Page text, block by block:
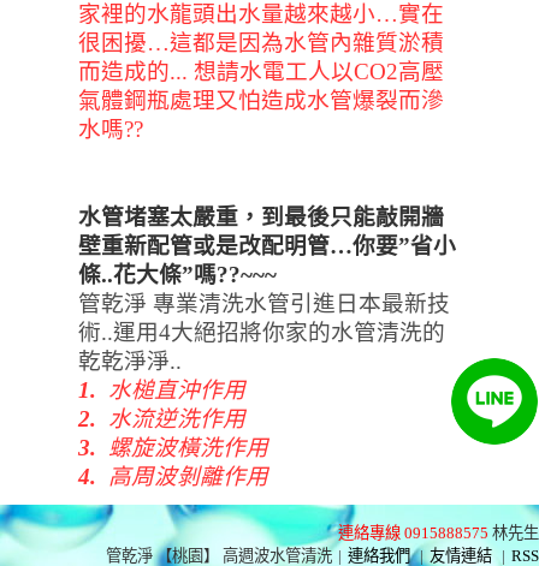
家裡的水龍頭出水量越來越小…實在
很困擾…這都是因為水管內雜質淤積
而造成的... 想請水電工人以CO2高壓
氣體鋼瓶處理又怕造成水管爆裂而滲
水嗎??
水管堵塞太嚴重，到最後只能敲開牆
壁重新配管或是改配明管…你要”省小
條..花大條”嗎??~~~
管乾淨 專業清洗水管引進日本最新技
術..運用4大絕招將你家的水管清洗的
乾乾淨淨..
1. 水槌直沖作用
2. 水流逆洗作用
3. 螺旋波橫洗作用
4.
高周波剝離作用
連絡專線 0915888575 林先生
管乾淨 【桃園】 高週波水管清洗 | 連絡我們 | 友情連結 | RSS